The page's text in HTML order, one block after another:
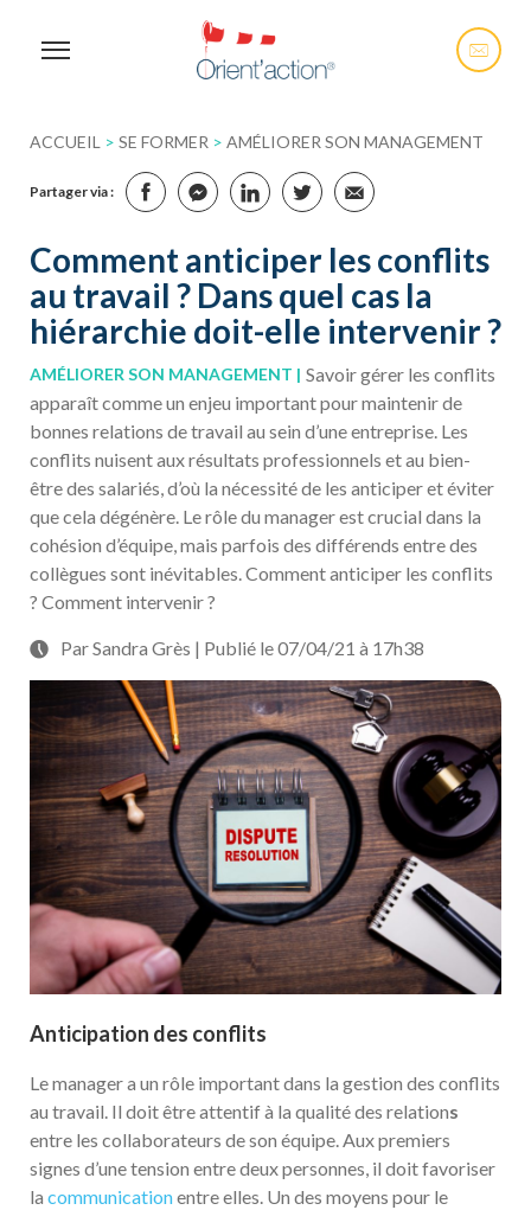
ACCUEIL > SE FORMER > AMÉLIORER SON MANAGEMENT
Partager via :
Comment anticiper les conflits
au travail ? Dans quel cas la
hiérarchie doit-elle intervenir ?
AMÉLIORER SON MANAGEMENT
Savoir gérer les conflits
apparaît comme un enjeu important pour maintenir de
bonnes relations de travail au sein d’une entreprise. Les
conflits nuisent aux résultats professionnels et au bien-
être des salariés, d’où la nécessité de les anticiper et éviter
que cela dégénère. Le rôle du manager est crucial dans la
cohésion d’équipe, mais parfois des différends entre des
collègues sont inévitables. Comment anticiper les conflits
? Comment intervenir ?
Par Sandra Grès | Publié le 07/04/21 à 17h38
Anticipation des conflits
Le manager a un rôle important dans la gestion des conflits
au travail. Il doit être attentif à la qualité des relations
entre les collaborateurs de son équipe. Aux premiers
signes d’une tension entre deux personnes, il doit favoriser
la communicationentre elles. Un des moyens pour le